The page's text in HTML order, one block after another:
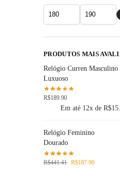
PRODUTOS MAIS
Relógio Curren Masculino
Luxuoso
R$189.90
Em até 12x deR$
Relógio Feminino
Dourado
R$441.41 R$187.90